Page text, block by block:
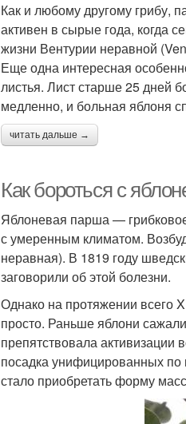
Как и любому другому грибу,
активен в сырые года, когда
жизни Вентурии неравной
Еще одна интересная
листья. Лист старше 25 дней
медленно, и больная яблоня
читать дальше →
Как бороться с
Яблоневая парша —
с умеренным климатом.
неравная). В 1819 году
заговорили об этой болезни.
Однако на протяжении всего
просто. Раньше яблони
препятствовала
посадка унифицированных по
стало приобретать форму